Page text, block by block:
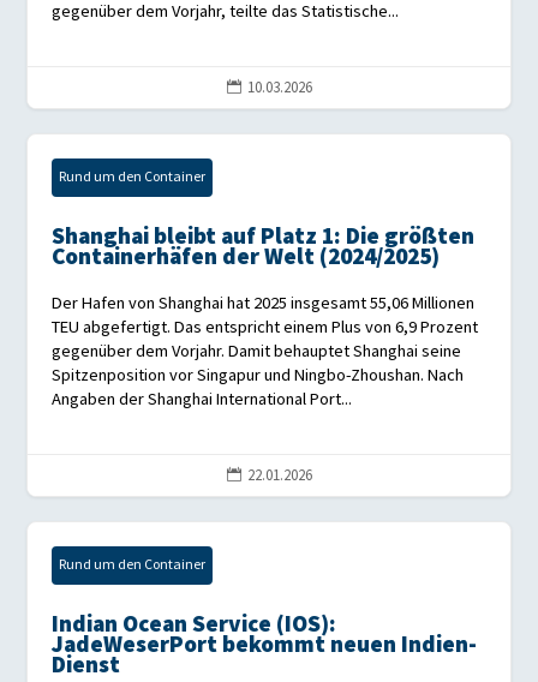
gegenüber dem Vorjahr, teilte das Statistische...
 10.03.2026
Rund um den Container
Shanghai bleibt auf Platz 1: Die größten
Containerhäfen der Welt (2024/2025)
Der Hafen von Shanghai hat 2025 insgesamt 55,06 Millionen
TEU abgefertigt. Das entspricht einem Plus von 6,9 Prozent
gegenüber dem Vorjahr. Damit behauptet Shanghai seine
Spitzenposition vor Singapur und Ningbo-Zhoushan. Nach
Angaben der Shanghai International Port...
 22.01.2026
Rund um den Container
Indian Ocean Service (IOS):
JadeWeserPort bekommt neuen Indien-
Dienst